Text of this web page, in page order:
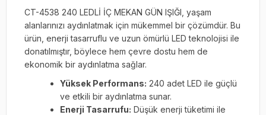
CT-4538 240 LEDLİ İÇ MEKAN GÜN IŞIĞI, yaşam
alanlarınızı aydınlatmak için mükemmel bir çözümdür. Bu
ürün, enerji tasarruflu ve uzun ömürlü LED teknolojisi ile
donatılmıştır, böylece hem çevre dostu hem de
ekonomik bir aydınlatma sağlar.
Yüksek Performans: 240 adet LED ile güçlü
ve etkili bir aydınlatma sunar.
Enerji Tasarrufu: Düşük enerji tüketimi ile